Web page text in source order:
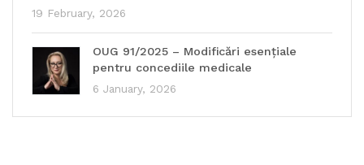
19 February, 2026
OUG 91/2025 – Modificări esențiale
pentru concediile medicale
6 January, 2026